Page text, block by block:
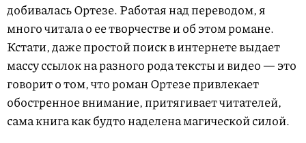
добивалась Ортезе. Работая над переводом, я
много читала о ее творчестве и об этом романе.
Кстати, даже простой поиск в интернете выдает
массу ссылок на разного рода тексты и видео — это
говорит о том, что роман Ортезе привлекает
обостренное внимание, притягивает читателей,
сама книга как будто наделена магической силой.